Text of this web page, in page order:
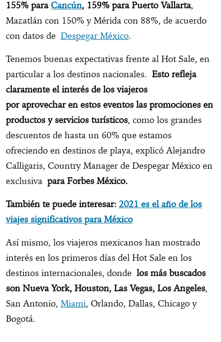
155% paraCancún, 159% para Puerto Vallarta,
Mazatlán con 150% y Mérida con 88%, de acuerdo
con datos de Despegar México.
Tenemos buenas expectativas frente al Hot Sale, en
particular a los destinos nacionales. Esto refleja
claramente el interés de los viajeros
por aprovechar en estos eventos las promociones en
productos y servicios turísticos, como los grandes
descuentos de hasta un 60% que estamos
ofreciendo en destinos de playa, explicó Alejandro
Calligaris, Country Manager de Despegar México en
exclusiva para Forbes México.
También te puede interesar: 2021 es el año de los
viajes significativos para México
Así mismo, los viajeros mexicanos han mostrado
interés en los primeros días del Hot Sale en los
destinos internacionales, donde los más buscados
son Nueva York, Houston, Las Vegas, Los Angeles,
San Antonio, Miami, Orlando, Dallas, Chicago y
Bogotá.